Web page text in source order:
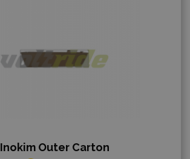
Inokim Outer Carton